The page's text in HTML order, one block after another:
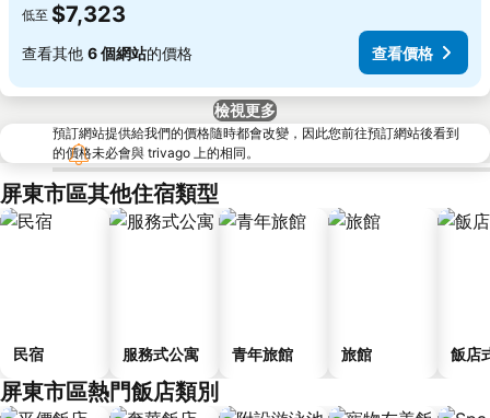
低至 $7,323
查看其他 6 個網站的價格 查看價格
檢視更多
預訂網站提供給我們的價格隨時都會改變，因此您前往預訂網站後看到
的價格未必會與 trivago 上的相同。
屏東市區其他住宿類型
民宿 服務式公寓 青年旅館 旅館 飯店
屏東市區熱門飯店類別